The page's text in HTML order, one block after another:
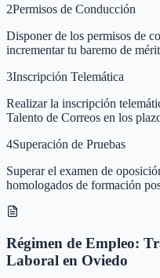
2Permisos de Conducción
Disponer de los permisos de
incrementar tu baremo de
3Inscripción Telemática
Realizar la inscripción
Talento de Correos en los
4Superación de Pruebas
Superar el examen de
homologados de formación
Régimen de Empleo:
Laboral en Oviedo